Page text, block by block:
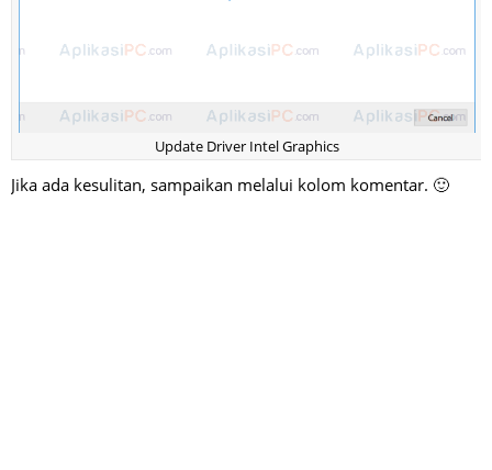
Update Driver Intel Graphics
Jika ada kesulitan, sampaikan melalui kolom komentar. 🙂